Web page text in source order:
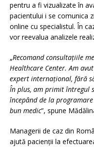
pentru a fi vizualizate în
pacientului i se comunica
online cu specialistul. În
vor reevalua analizele
„Recomand consultațiile
Healthcare Center. Am
expert internațional, fără
În plus, am primit întregul
începând de la
bun medic”, spune
Managerii de caz din
ajută pacienții la